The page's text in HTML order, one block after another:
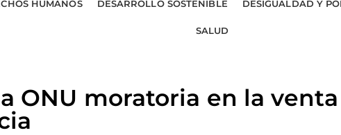
HUMANOS DESARROLLO SOSTENIBLE DESIGUALDAD Y
SALUD
ONU moratoria en la